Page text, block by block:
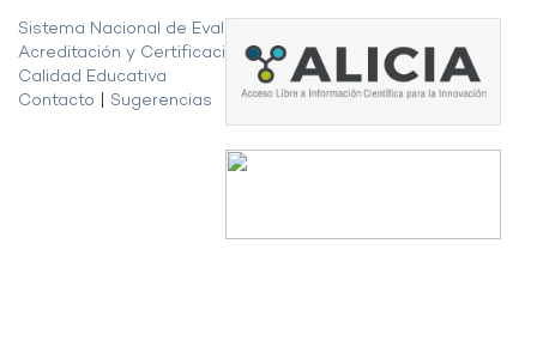
Sistema Nacional de Evaluación,
Acreditación y Certificación de la
Calidad Educativa
Contacto
Sugerencias